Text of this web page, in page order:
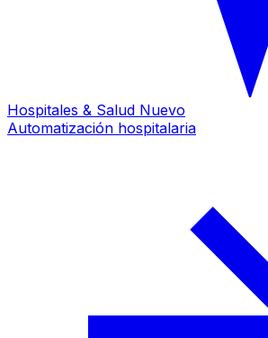
Hospitales & Salud Nuevo
Automatización hospitalaria